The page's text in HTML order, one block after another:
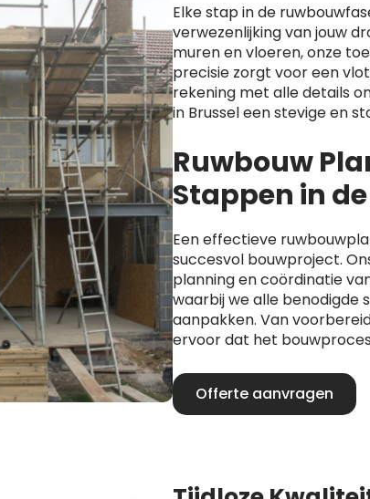
Elke stap in de
verwezenlijking van jouw
muren en vloeren, onze
precisie zorgt voor een
rekening met alle details
in Brussel een stevige en
Ruwbouw
Stappen in
Een effectieve
succesvol bouwproject.
planning en coördinatie
waarbij we alle benodigde
aanpakken. Van
ervoor dat het
Offerte aanvragen